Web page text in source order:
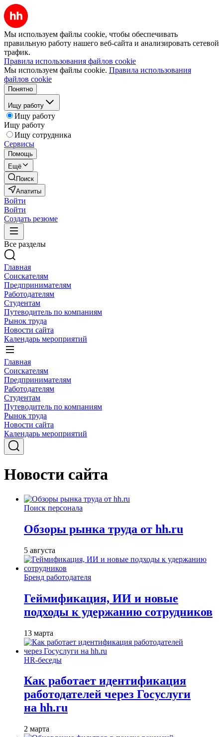
Мы используем файлы cookie, чтобы обеспечивать
правильную работу нашего веб-сайта и анализировать сетевой
трафик.
Правила использования файлов cookie
Мы используем файлы cookie. Правила использования
файлов cookie
Понятно
Ищу работу
Ищу работу
Ищу работу
Ищу сотрудника
Сервисы
Помощь
Ещё
Поиск
Апатиты
Войти
Войти
Создать резюме
Все разделы
Главная
Соискателям
Предпринимателям
Работодателям
Студентам
Путеводитель по компаниям
Рынок труда
Новости сайта
Календарь мероприятий
Главная
Соискателям
Предпринимателям
Работодателям
Студентам
Путеводитель по компаниям
Рынок труда
Новости сайта
Календарь мероприятий
Новости сайта
Поиск персонала
Обзоры рынка труда от hh.ru
5 августа
Бренд работодателя
Геймификация, ИИ и новые
подходы к удержанию сотрудников
13 марта
HR-беседы
Как работает идентификация
работодателей через Госуслуги
на hh.ru
2 марта